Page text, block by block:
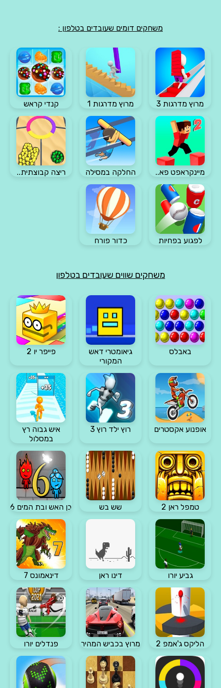
משחקים דומים שעובדים בטלפון :
מרוץ מדרגות 3 מרוץ מדרגות 1 קנדי קראש
מיינקראפט פא.. החלקה במסילה ריצה קבוצתית..
לפגוע בפחיות כדור פורח
משחקים שווים שעובדים בטלפון
באבלס
גיאומטרי דאש
המקורי
פייפר יו 2
אופנוע אקסטרים רוץ ילד רוץ 3
איש גבוה רץ
במסלול
טמפל ראן 2 שש בש בן האש ובת המים 6
גביע יורו דינו ראן דינאמונס 7
הליקס ג'אמפ 2 מרוץ בכביש המהיר פנדלים יורו